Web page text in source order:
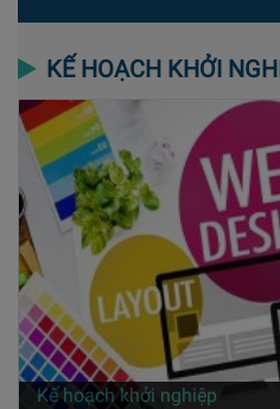
KẾ HOẠCH KHỞI
Kế hoạch khởi nghiệp